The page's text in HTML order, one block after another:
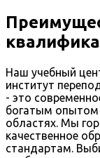
Наш учебный
институт
- это
богатым опытом
областях. Мы
качественное
стандартам.